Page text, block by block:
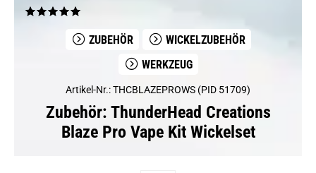
ZUBEHÖR
WICKELZUBEHÖR
WERKZEUG
Artikel-Nr.: THCBLAZEPROWS (PID 51709)
Zubehör: ThunderHead Creations
Blaze Pro Vape Kit Wickelset